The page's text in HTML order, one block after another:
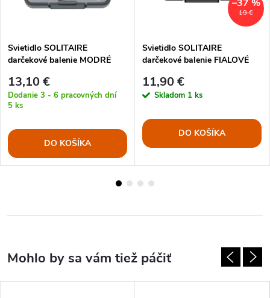
Svietidlo SOLITAIRE
darčekové balenie MODRÉ
13,10 €
Dodanie 3 - 6 pracovných dní
5 ks
DO KOŠÍKA
19 €
–37 %
Svietidlo SOLITAIRE
darčekové balenie FIALOVÉ
11,90 €
Skladom 1 ks
DO KOŠÍKA